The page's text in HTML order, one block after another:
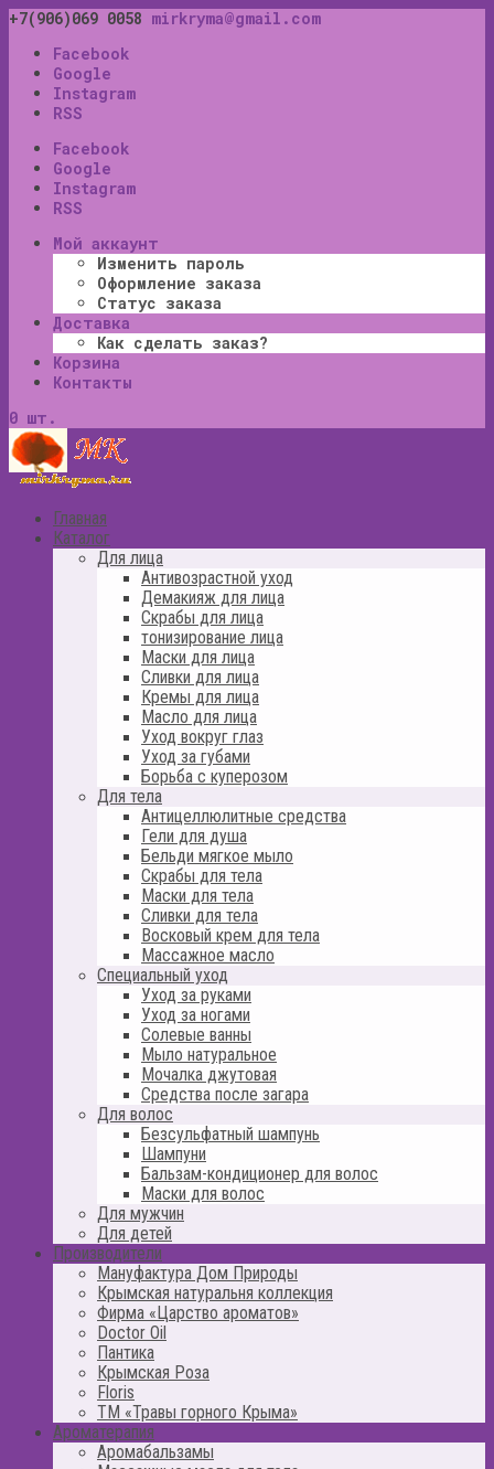
+7(906)069 0058 mirkryma@gmail.com
Facebook
Google
Instagram
RSS
Facebook
Google
Instagram
RSS
Мой аккаунт
Изменить пароль
Оформление заказа
Статус заказа
Доставка
Как сделать заказ?
Корзина
Контакты
0 шт.
Главная
Каталог
Для лица
Антивозрастной уход
Демакияж для лица
Скрабы для лица
тонизирование лица
Маски для лица
Сливки для лица
Кремы для лица
Масло для лица
Уход вокруг глаз
Уход за губами
Борьба с куперозом
Для тела
Антицеллюлитные средства
Гели для душа
Бельди мягкое мыло
Скрабы для тела
Маски для тела
Сливки для тела
Восковый крем для тела
Массажное масло
Специальный уход
Уход за руками
Уход за ногами
Солевые ванны
Мыло натуральное
Мочалка джутовая
Средства после загара
Для волос
Безсульфатный шампунь
Шампуни
Бальзам-кондиционер для волос
Маски для волос
Для мужчин
Для детей
Производители
Мануфактура Дом Природы
Крымская натуральня коллекция
Фирма «Царство ароматов»
Doctor Oil
Пантика
Крымская Роза
Floris
ТМ «Травы горного Крыма»
Ароматерапия
Аромабальзамы